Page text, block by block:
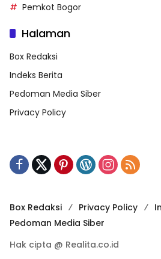
Pemkot Bogor
Halaman
Box Redaksi
Indeks Berita
Pedoman Media Siber
Privacy Policy
Box Redaksi Privacy Policy
Pedoman Media Siber
Hak cipta @ Realita.co.id